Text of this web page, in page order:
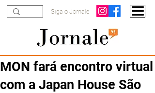
Siga o Jornale
MON fará encontro virtual
com a Japan House São